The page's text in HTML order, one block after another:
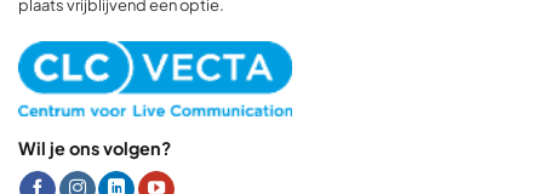
plaats vrijblijvend een optie.
Wil je ons volgen?